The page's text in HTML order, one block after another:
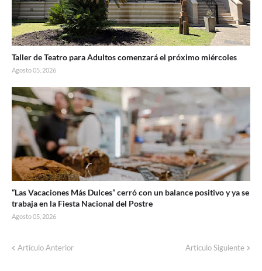
Taller de Teatro para Adultos comenzará el próximo miércoles
Agosto 05, 2026
“Las Vacaciones Más Dulces” cerró con un balance positivo y ya se
trabaja en la Fiesta Nacional del Postre
Agosto 05, 2026
Artículo Anterior Artículo Siguiente